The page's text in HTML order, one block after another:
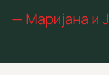
— Маријана и